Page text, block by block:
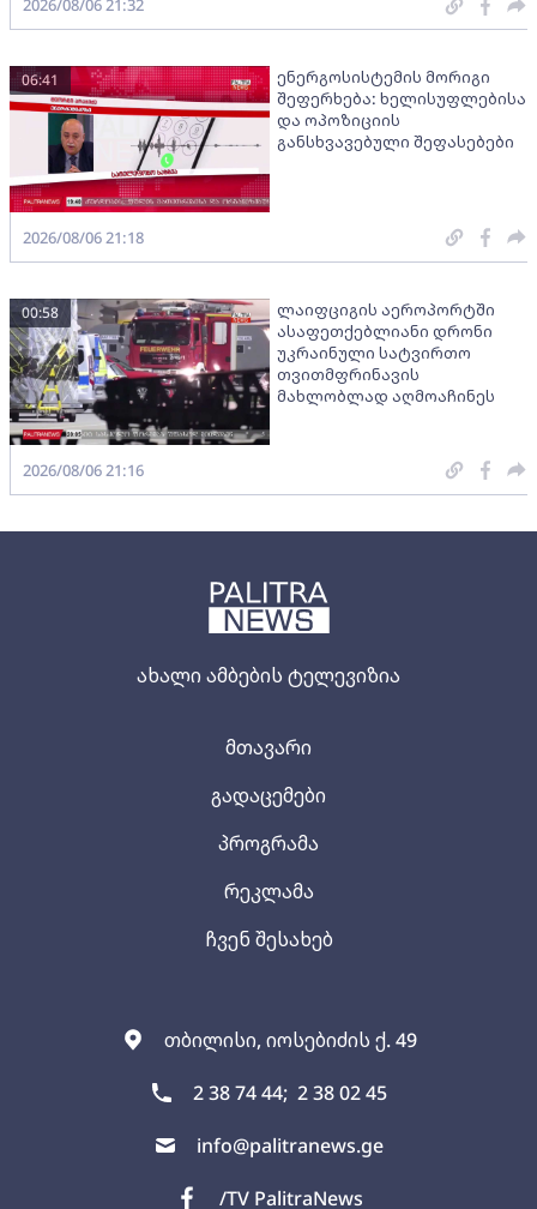
ახალი ამბების ტელევიზია
თბილისი, იოსებიძის ქ. 49
2 38 74 44; 2 38 02 45
info@palitranews.ge
/TV PalitraNews
მთავარი
გადაცემები
პროგრამა
რეკლამა
ჩვენ შესახებ
2026/08/06 21:32
ენერგოსისტემის მორიგი
შეფერხება: ხელისუფლებისა
და ოპოზიციის
განსხვავებული შეფასებები
06:41
2026/08/06 21:18
ლაიფციგის აეროპორტში
ასაფეთქებლიანი დრონი
უკრაინული სატვირთო
თვითმფრინავის
მახლობლად აღმოაჩინეს
00:58
2026/08/06 21:16